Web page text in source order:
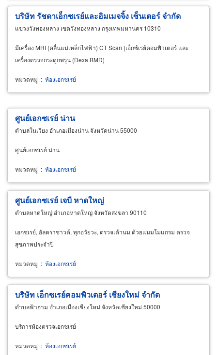
บริษัท รัชดาเอ็กซเรย์และอิมเมจจิ้ง เซ็นเตอร์ จำกัด
แขวงวังทองหลาง เขตวังทองหลาง กรุงเทพมหานคร 10310
มีเครื่อง MRI (คลื่นแม่เหล็กไฟฟ้า) CT Scan (เอ็กซ์เรย์คอมพิวเตอร์ และ
เครื่องตรวจกระดูกพรุน (Dexa BMD)
หมวดหมู่ : ห้องเอกซเรย์
ศูนย์เอกซเรย์ น่าน
ตำบลในเวียง อำเภอเมืองน่าน จังหวัดน่าน 55000
ศูนย์เอกซเรย์ น่าน
หมวดหมู่ : ห้องเอกซเรย์
ศูนย์เอกซเรย์ เจบี หาดใหญ่
ตำบลหาดใหญ่ อำเภอหาดใหญ่ จังหวัดสงขลา 90110
เอกซเรย์, อัลตราซาวด์, ทุกอวัยวะ, ตรวจเต้านม ด้วยแมมโมแกรม ตรวจ
สุขภาพประจำปี
หมวดหมู่ : ห้องเอกซเรย์
บริษัท เอ็กซเรย์คอมพิวเตอร์ เชียงใหม่ จำกัด
ตำบลฟ้าฮ่าม อำเภอเมืองเชียงใหม่ จังหวัดเชียงใหม่ 50000
บริการห้องตรวจเอกซเรย์
หมวดหมู่ : ห้องเอกซเรย์